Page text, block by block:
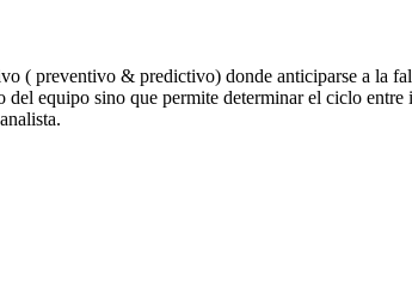
( preventivo & predictivo) donde anticiparse a la
equipo sino que permite determinar el ciclo